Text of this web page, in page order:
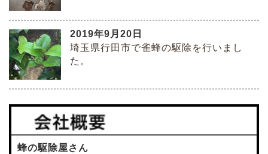
2019年9月20日
埼玉県行田市で雀蜂の駆除を行いまし
た。
蜂の駆除屋さん